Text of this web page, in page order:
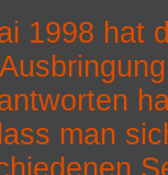
1998 hat
man